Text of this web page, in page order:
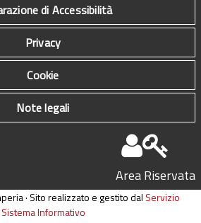
di Accessibilità
Privacy
Cookie
Note legali
Area Riservata
· Sito realizzato e gestito dal Servizio
Sistema Informativo